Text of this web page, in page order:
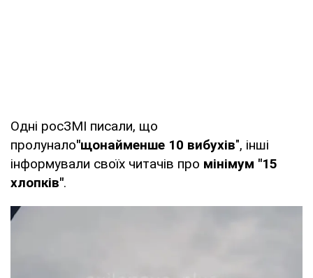
Одні росЗМІ писали, що
пролунало"щонайменше 10 вибухів", інші
інформували своїх читачів про мінімум "15
хлопків".